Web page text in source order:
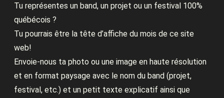
Tu représentes un band, un projet ou un festival 100%
québécois ?
Tu pourrais être la tête d’affiche du mois de ce site
web!
Envoie-nous ta photo ou une image en haute résolution
et en format paysage avec le nom du band (projet,
festival, etc.) et un petit texte explicatif ainsi que